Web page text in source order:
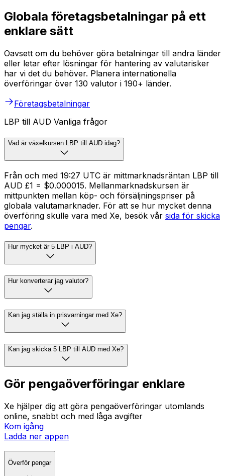
Globala företagsbetalningar på ett
enklare sätt
Oavsett om du behöver göra betalningar till andra länder
eller letar efter lösningar för hantering av valutarisker
har vi det du behöver. Planera internationella
överföringar över 130 valutor i 190+ länder.
Företagsbetalningar
LBP till AUD Vanliga frågor
Vad är växelkursen LBP till AUD idag?
Från och med 19:27 UTC är mittmarknadsräntan LBP till
AUD £1 = $0.000015. Mellanmarknadskursen är
mittpunkten mellan köp- och försäljningspriser på
globala valutamarknader. För att se hur mycket denna
överföring skulle vara med Xe, besök vår sida för skicka
pengar.
Hur mycket är 5 LBP i AUD?
Hur konverterar jag valutor?
Kan jag ställa in prisvarningar med Xe?
Kan jag skicka 5 LBP till AUD med Xe?
Gör pengaöverföringar enklare
Xe hjälper dig att göra pengaöverföringar utomlands
online, snabbt och med låga avgifter
Kom igång
Ladda ner appen
Överför pengar